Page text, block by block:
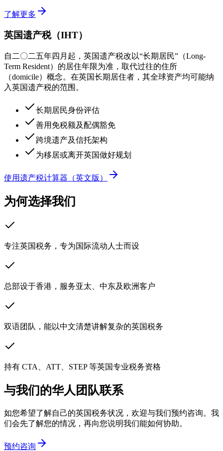
了解更多
英国遗产税（IHT）
自二〇二五年四月起，英国遗产税改以“长期居民”（Long-
Term Resident）的居住年限为准，取代过往的住所
（domicile）概念。在英国长期居住者，其全球资产均可能纳
入英国遗产税的范围。
长期居民身份评估
善用免税额及配偶豁免
跨境遗产及信托架构
为移居或离开英国做好规划
使用遗产税计算器（英文版）
为何选择我们
专注英国税务，专为国际流动人士而设
总部设于香港，服务亚太、中东及欧洲客户
双语团队，能以中文清楚讲解复杂的英国税务
持有 CTA、ATT、STEP 等英国专业税务资格
与我们的华人团队联系
如您希望了解自己的英国税务状况，欢迎与我们预约咨询。我
们会先了解您的情况，再向您说明我们能如何协助。
预约咨询